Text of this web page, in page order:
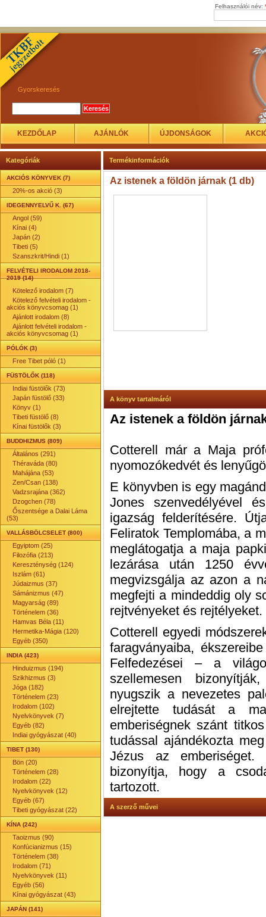
Felhasználói név:
Gyorskeresés
KEZDŐLAP AJÁNLÓK ÚJDONSÁGOK
Kategóriák
AKCIÓS KÖNYVEK (7)
20%-os akció (3)
IDEGENNYELVŰ K. (67)
Angol (59)
Kínai (4)
Japán (2)
Tibeti (5)
Szanszkrit/Hindi (1)
FELVÉTELI IRODALOM 2018-
2019 (14)
Kötelező irodalom (7)
Kötelező felvételi irodalom -
akciós könyvcsomag (1)
Ajánlott irodalom (8)
Ajánlott felvételi irodalom -
akciós könyvcsomag (1)
PÓLÓK (3)
Free Tibet póló (1)
FÜSTÖLŐK (118)
Indiai füstölők (73)
Japán füstölő (33)
Könyv (1)
Tibeti füstölő (8)
Kínai füstölők (3)
BUDDHIZMUS (809)
Általános (291)
Théraváda (80)
Mahájána (53)
Zen/Csan (138)
Vadzsrajána (362)
Dzogchen (78)
Őszentsége a Dalai Láma
(53)
VALLÁSBÖLCSELET (800)
Egyiptom (25)
Filozófia (213)
Kereszténység (124)
Iszlám (61)
Júdaizmus (37)
Sámánizmus (47)
Magyarság (89)
Történelem (36)
Hamvas Béla (11)
Hermetika-Mágia (120)
Egyéb (350)
INDIA (423)
Hinduizmus (194)
Szikhizmus (3)
Jóga (182)
Történelem (23)
Irodalom (102)
Nyelvkönyvek (7)
Egyéb (82)
Indiai gyógyászat (40)
TIBET (130)
Bön (20)
Történelem (28)
Irodalom (22)
Nyelvkönyvek (12)
Egyéb (67)
Tibeti gyógyászat (22)
KÍNA (242)
Taoizmus (90)
Konfúcianizmus (15)
Történelem (38)
Irodalom (71)
Nyelvkönyvek (11)
Egyéb (56)
Kínai gyógyászat (43)
JAPÁN (141)
Termékinformációk
Az istenek a földön járnak (1 db)
A könyv tartalmáról
Az istenek a földön
Cotterell már a Maja
nyomozókedvét és
E könyvben is egy
Jones szenvedélyével
igazság felderítésére.
Feliratok Templomába, a
meglátogatja a maja
lezárása után 1250
megvizsgálja az azon a
megfejti a mindeddig oly
rejtvényeket és rejtélyeket.
Cotterell egyedi
faragványaiba,
Felfedezései – a
szellemesen
nyugszik a nevezetes
elrejtette tudását a
emberiségnek szánt
tudással ajándékozta
Jézus az
bizonyítja, hogy a
tartozott.
A szerző művei